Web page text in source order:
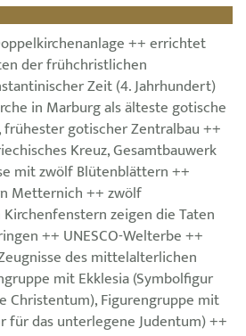
++ errichtet
der frühchristlichen
Zeit (4. Jahrhundert)
in Marburg als älteste gotische
frühester gotischer Zentralbau ++
Kreuz, Gesamtbauwerk
mit zwölf Blütenblättern ++
Metternich ++ zwölf
zeigen die Taten
++ UNESCO-Welterbe ++
des mittelalterlichen
mit Ekklesia (Symbolfigur
Christentum), Figurengruppe mit
für das unterlegene Judentum) ++